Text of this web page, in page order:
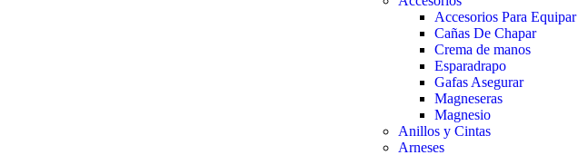
Accesorios Para Equipar
Cañas De Chapar
Crema de manos
Esparadrapo
Gafas Asegurar
Magneseras
Magnesio
Anillos y Cintas
Arneses